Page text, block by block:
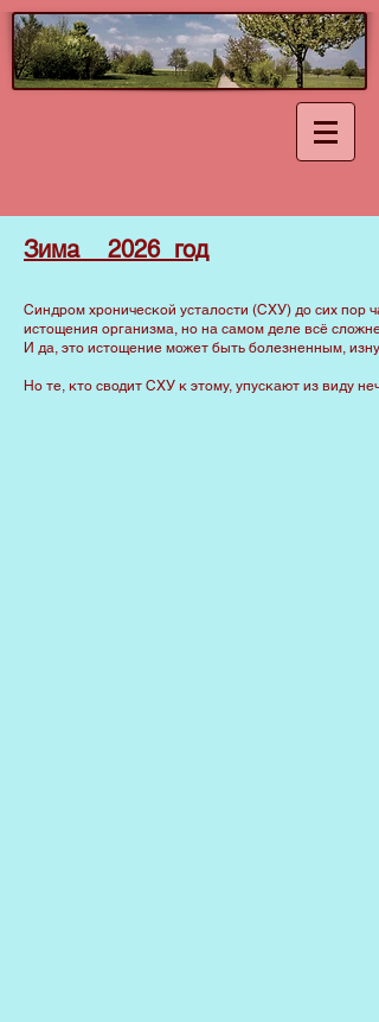
Зима 2026 год
Синдром хронической усталости (СХУ) до сих пор
истощения организма, но на самом деле всё
И да, это истощение может быть болезненным,
Но те, кто сводит СХУ к этому, упускают из виду